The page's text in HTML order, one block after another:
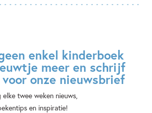
enkel kinderboek
meer en schrijf
onze nieuwsbrief
twee weken nieuws,
en inspiratie!